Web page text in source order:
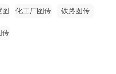
化工厂图传 铁路图传
传